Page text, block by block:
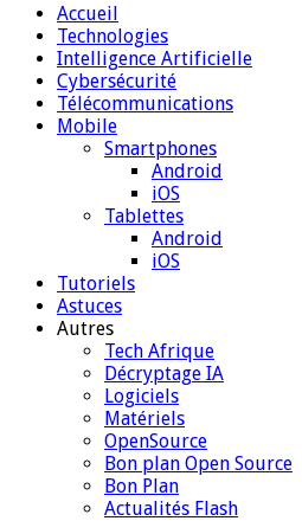
Accueil
Technologies
Intelligence Artificielle
Cybersécurité
Télécommunications
Mobile
Smartphones
Android
iOS
Tablettes
Android
iOS
Tutoriels
Astuces
Autres
Tech Afrique
Décryptage IA
Logiciels
Matériels
OpenSource
Bon plan Open Source
Bon Plan
Actualités Flash